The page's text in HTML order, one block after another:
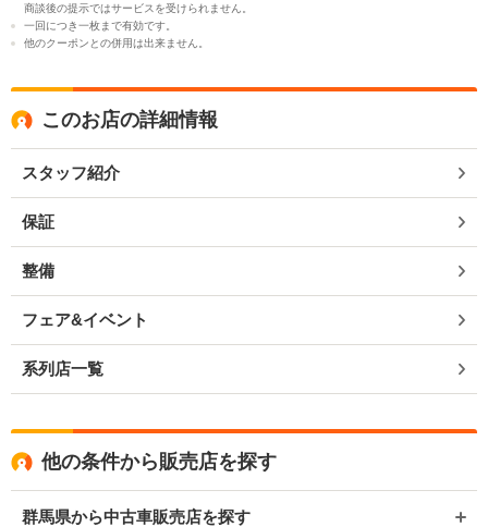
商談後の提示ではサービスを受けられません。
一回につき一枚まで有効です。
他のクーポンとの併用は出来ません。
このお店の詳細情報
スタッフ紹介
保証
整備
フェア&イベント
系列店一覧
他の条件から販売店を探す
群馬県から中古車販売店を探す